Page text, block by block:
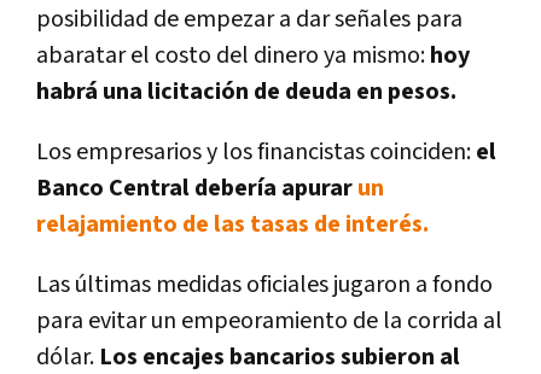
posibilidad de empezar a dar señales para
abaratar el costo del dinero ya mismo:hoy
habrá una licitación de deuda en pesos.
Los empresarios y los financistas coinciden:el
Banco Central debería apurarun
relajamiento de las tasas de interés.
Las últimas medidas oficiales jugaron a fondo
para evitar un empeoramiento de la corrida al
dólar. Los encajes bancarios subieron al